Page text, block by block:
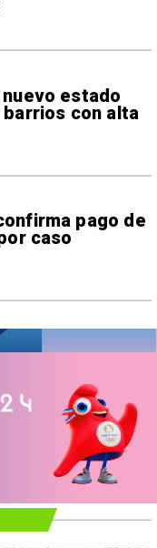
estado
con alta
pago de
caso